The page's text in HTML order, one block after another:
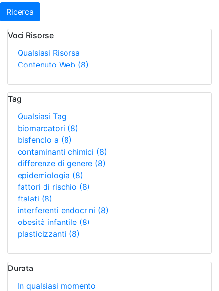
Ricerca
Voci Risorse
Qualsiasi Risorsa
Contenuto Web (8)
Tag
Qualsiasi Tag
biomarcatori (8)
bisfenolo a (8)
contaminanti chimici (8)
differenze di genere (8)
epidemiologia (8)
fattori di rischio (8)
ftalati (8)
interferenti endocrini (8)
obesità infantile (8)
plasticizzanti (8)
Durata
In qualsiasi momento